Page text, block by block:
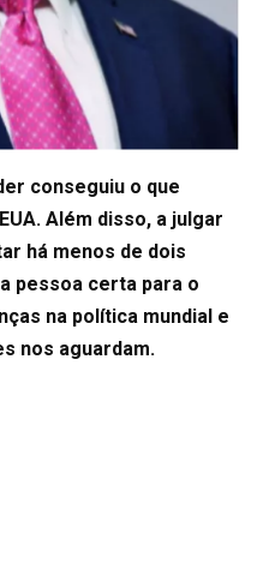
conseguiu o que
Além disso, a julgar
há menos de dois
pessoa certa para o
na política mundial e
nos aguardam.